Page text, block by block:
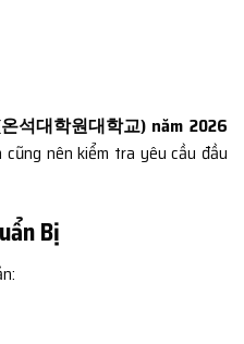
석대학원대학교) năm 2026
cũng nên kiểm tra yêu cầu đầu
Bị